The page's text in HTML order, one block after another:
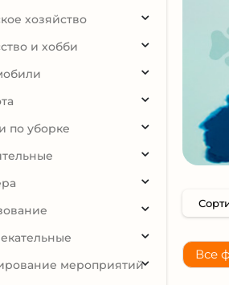
Все
хозяйство
и хобби
по уборке
мероприятий